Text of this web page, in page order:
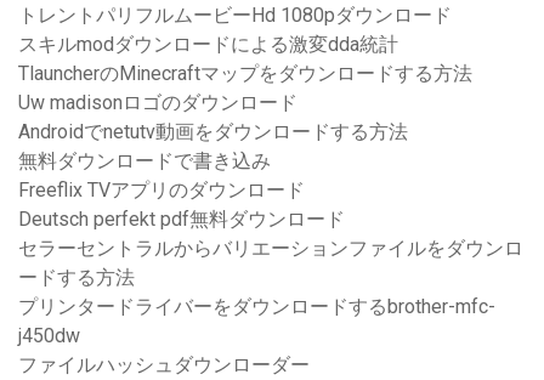
トレントパリフルムービーHd 1080pダウンロード
スキルmodダウンロードによる激変dda統計
TlauncherのMinecraftマップをダウンロードする方法
Uw madisonロゴのダウンロード
Androidでnetutv動画をダウンロードする方法
無料ダウンロードで書き込み
Freeflix TVアプリのダウンロード
Deutsch perfekt pdf無料ダウンロード
セラーセントラルからバリエーションファイルをダウンロ
ードする方法
プリンタードライバーをダウンロードするbrother-mfc-
j450dw
ファイルハッシュダウンローダー